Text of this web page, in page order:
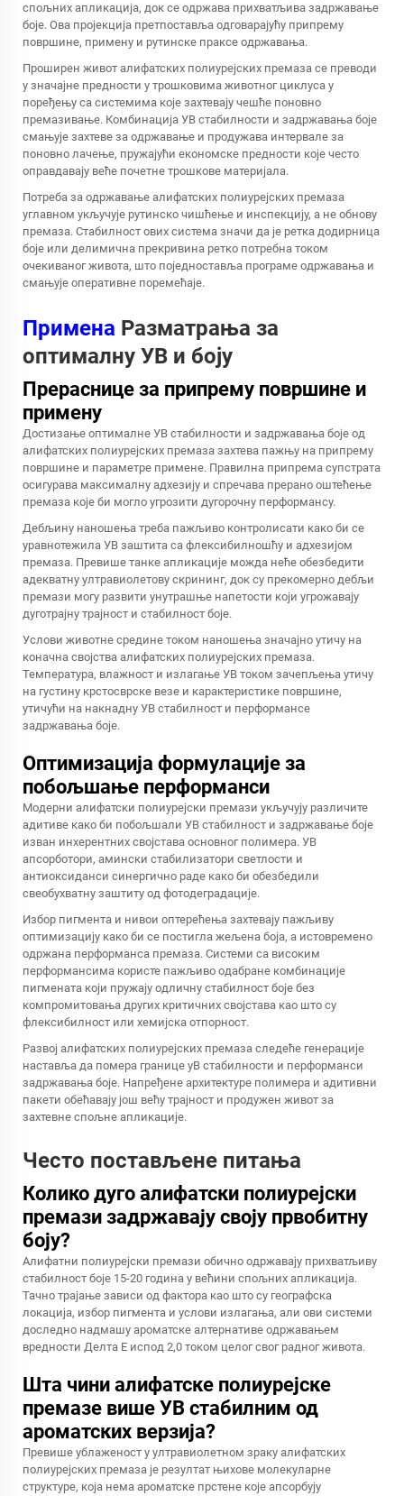
спољних апликација, док се одржава прихватљива задржавање
боје. Ова пројекција претпоставља одговарајућу припрему
површине, примену и рутинске праксе одржавања.
Проширен живот алифатских полиурејских премаза се преводи
у значајне предности у трошковима животног циклуса у
поређењу са системима које захтевају чешће поновно
премазивање. Комбинација УВ стабилности и задржавања боје
смањује захтеве за одржавање и продужава интервале за
поновно лачење, пружајући економске предности које често
оправдавају веће почетне трошкове материјала.
Потреба за одржавање алифатских полиурејских премаза
углавном укључује рутинско чишћење и инспекцију, а не обнову
премаза. Стабилност ових система значи да је ретка додирница
боје или делимична прекривина ретко потребна током
очекиваног живота, што поједноставља програме одржавања и
смањује оперативне поремећаје.
Примена Разматрања за
оптималну УВ и боју
Прераснице за припрему површине и
примену
Достизање оптималне УВ стабилности и задржавања боје од
алифатских полиурејских премаза захтева пажњу на припрему
површине и параметре примене. Правилна припрема супстрата
осигурава максималну адхезију и спречава прерано оштећење
премаза које би могло угрозити дугорочну перформансу.
Дебљину наношења треба пажљиво контролисати како би се
уравнотежила УВ заштита са флексибилношћу и адхезијом
премаза. Превише танке апликације можда неће обезбедити
адекватну ултравиолетову скрининг, док су прекомерно дебљи
премази могу развити унутрашње напетости који угрожавају
дуготрајну трајност и стабилност боје.
Услови животне средине током наношења значајно утичу на
коначна својства алифатских полиурејских премаза.
Температура, влажност и излагање УВ током зачепљења утичу
на густину крстосврске везе и карактеристике површине,
утичући на накнадну УВ стабилност и перформансе
задржавања боје.
Оптимизација формулације за
побољшање перформанси
Модерни алифатски полиурејски премази укључују различите
адитиве како би побољшали УВ стабилност и задржавање боје
изван инхерентних својстава основног полимера. УВ
апсорботори, амински стабилизатори светлости и
антиоксиданси синергично раде како би обезбедили
свеобухватну заштиту од фотодеградације.
Избор пигмента и нивои оптерећења захтевају пажљиву
оптимизацију како би се постигла жељена боја, а истовремено
одржана перформанса премаза. Системи са високим
перформансима користе пажљиво одабране комбинације
пигмената који пружају одличну стабилност боје без
компромитовања других критичних својстава као што су
флексибилност или хемијска отпорност.
Развој алифатских полиурејских премаза следеће генерације
наставља да помера границе уВ стабилности и перформанси
задржавања боје. Напређене архитектуре полимера и адитивни
пакети обећавају још већу трајност и продужен живот за
захтевне спољне апликације.
Често постављене питања
Колико дуго алифатски полиурејски
премази задржавају своју првобитну
боју?
Алифатни полиурејски премази обично одржавају прихватљиву
стабилност боје 15-20 година у већини спољних апликација.
Тачно трајање зависи од фактора као што су географска
локација, избор пигмента и услови излагања, али ови системи
доследно надмашу ароматске алтернативе одржавањем
вредности Делта Е испод 2,0 током целог свог радног живота.
Шта чини алифатске полиурејске
премазе више УВ стабилним од
ароматских верзија?
Превише ублаженост у ултравиолетном зраку алифатских
полиурејских премаза је резултат њихове молекуларне
структуре, која нема ароматске прстене које апсорбују